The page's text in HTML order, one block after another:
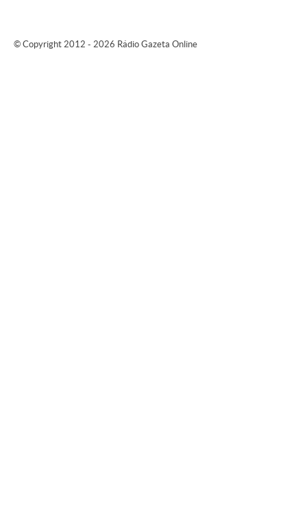
© Copyright 2012 - 2026 Rádio Gazeta Online